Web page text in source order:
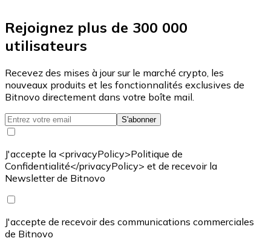
Rejoignez plus de 300 000
utilisateurs
Recevez des mises à jour sur le marché crypto, les
nouveaux produits et les fonctionnalités exclusives de
Bitnovo directement dans votre boîte mail.
S'abonner
J'accepte la <privacyPolicy>Politique de
Confidentialité</privacyPolicy> et de recevoir la
Newsletter de Bitnovo
J'accepte de recevoir des communications commerciales
de Bitnovo